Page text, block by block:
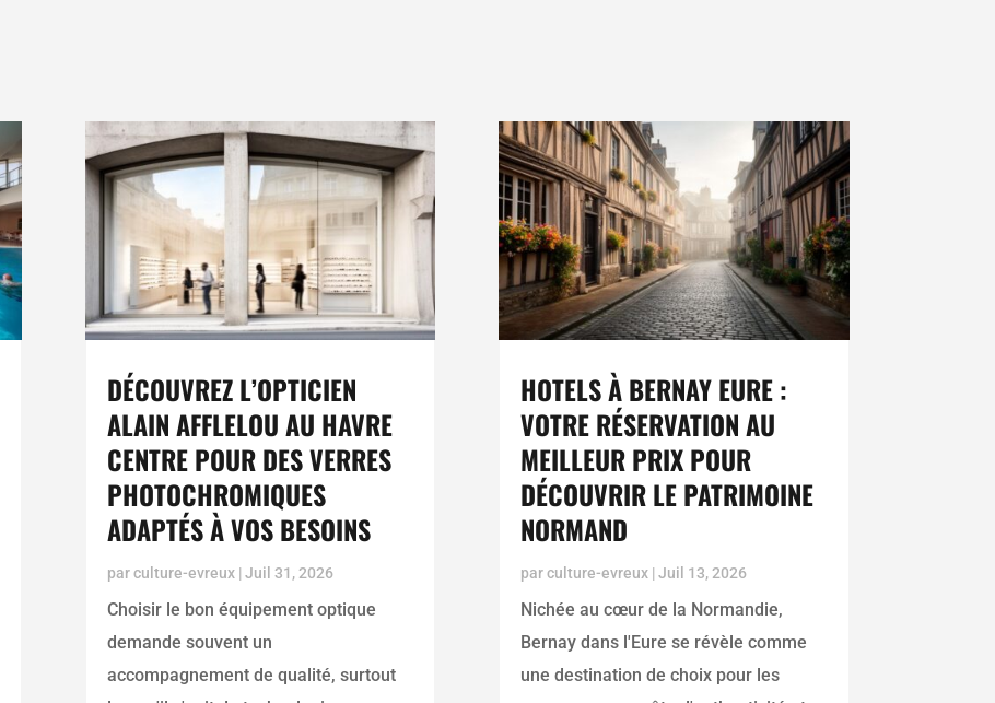
DÉCOUVREZ L’OPTICIEN
ALAIN AFFLELOU AU HAVRE
CENTRE POUR DES VERRES
PHOTOCHROMIQUES
ADAPTÉS À VOS BESOINS
parculture-evreux| Juil 31, 2026
Choisir le bon équipement optique
demande souvent un
accompagnement de qualité, surtout
HOTELS À BERNAY EURE :
VOTRE RÉSERVATION AU
MEILLEUR PRIX POUR
DÉCOUVRIR LE PATRIMOINE
NORMAND
parculture-evreux| Juil 13, 2026
Nichée au cœur de la Normandie,
Bernay dans l'Eure se révèle comme
une destination de choix pour les